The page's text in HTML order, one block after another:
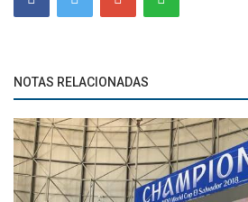
NOTAS RELACIONADAS